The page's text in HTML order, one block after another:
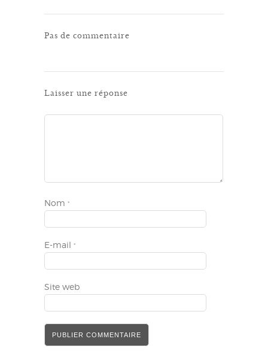
Pas de commentaire
Laisser une réponse
Nom *
E-mail *
Site web